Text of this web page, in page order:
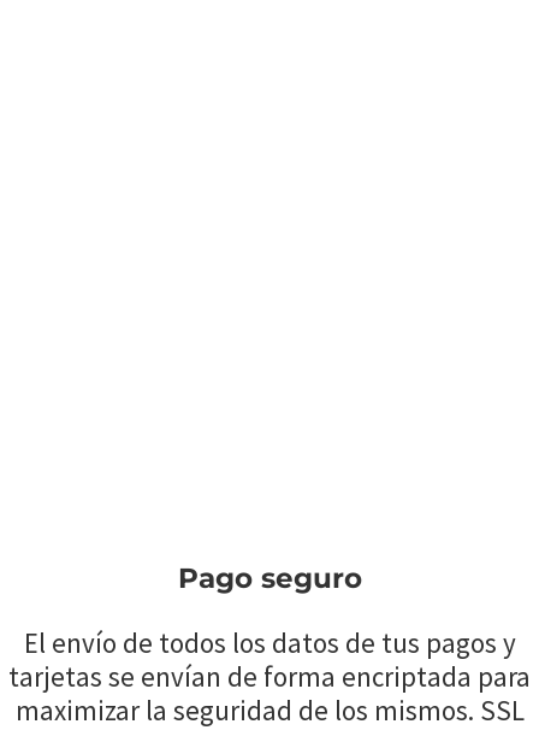
Pago seguro
El envío de todos los datos de tus pagos y
tarjetas se envían de forma encriptada para
maximizar la seguridad de los mismos. SSL